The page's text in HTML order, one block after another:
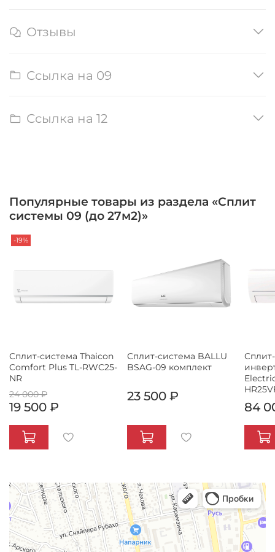
Отзывы
Ссылка на 09
Ссылка на 12
Популярные товары из раздела «Сплит
системы 09 (до 27м2)»
-19%
Сплит-система Thaicon
Comfort Plus TL-RWC25-
NR
24 000 ₽
19 500 ₽
Сплит-система BALLU
BSAG-09 комплект
23 500 ₽
84